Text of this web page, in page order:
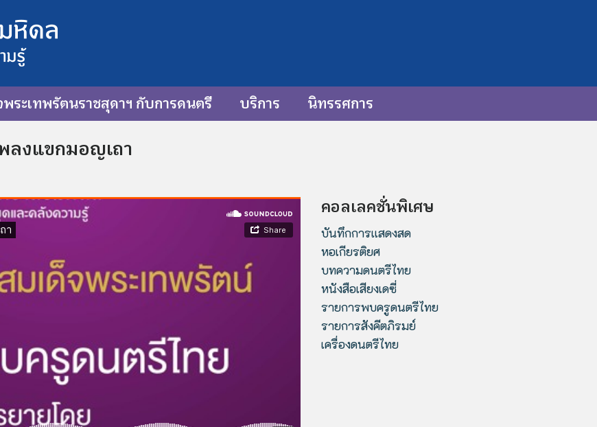
ระเทพรัตนราชสุดาฯ กับการดนตรี บริการ นิทรรศการ
ลงแขกมอญเถา
คอลเลคชั่นพิเศษ
บันทึกการแสดงสด
หอเกียรติยศ
บทความดนตรีไทย
หนังสือเสียงเดซี่
รายการพบครูดนตรีไทย
รายการสังคีตภิรมย์
เครื่องดนตรีไทย